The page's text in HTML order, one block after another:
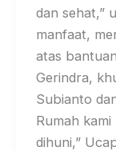
dan sehat,”
manfaat,
atas
Gerindra,
Subianto
Rumah
dihuni,”